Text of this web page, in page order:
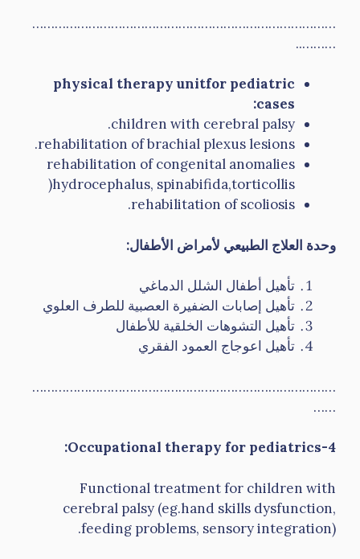
………………………………………………………………………
………..
physical therapy unitfor pediatric
cases:
children with cerebral palsy.
rehabilitation of brachial plexus lesions.
rehabilitation of congenital anomalies
)hydrocephalus, spinabifida,torticollis
rehabilitation of scoliosis.
وحدة العلاج الطبيعي لأمراض الأطفال:
تأهيل أطفال الشلل الدماغي
تأهيل إصابات الضفيرة العصبية للطرف العلوي
تأهيل التشوهات الخلقية للأطفال
تأهيل اعوجاج العمود الفقري
………………………………………………………………………
……
4-Occupational therapy for pediatrics:
Functional treatment for children with
cerebral palsy (eg.hand skills dysfunction,
feeding problems, sensory integration).